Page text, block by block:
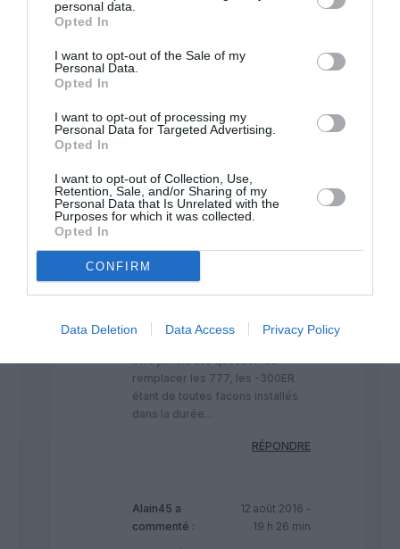
personal data.
Opted In
I want to opt-out of the Sale of my
Personal Data.
Opted In
I want to opt-out of processing my
Personal Data for Targeted Advertising.
Opted In
I want to opt-out of Collection, Use,
Retention, Sale, and/or Sharing of my
Personal Data that Is Unrelated with the
Purposes for which it was collected.
Opted In
CONFIRM
Data Deletion Data Access Privacy Policy
pour sa compagnie de
A350 ou des 787, son choix
n’étant pas encore arrêté.
En quoi il s’agit de “Convertir” ? Il
ne s’agit pas de remplacer mais
787, selon le choix qui sera fait,
serviront d’abord pour les
ouvertures de lignes ou les
régionaux.
remplacer les 777, les -300ER
étant de toutes facons installés
dans la durée…
RÉPONDRE
Alain45 a
commenté :
12 août 2016 -
19 h 26 min